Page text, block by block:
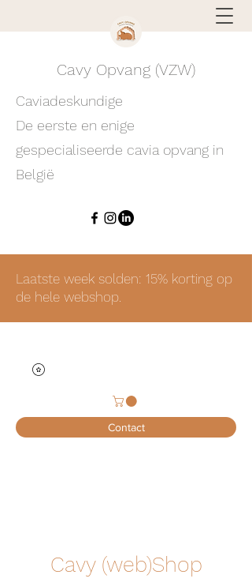
Cavy Opvang (VZW)
Caviadeskundige
De eerste en enige
gespecialiseerde cavia opvang in
België
Contact
Laatste week solden: 15% korting op
de hele webshop.
Cavy (web)Shop